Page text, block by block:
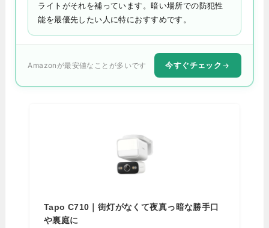
ライトがそれを補っています。暗い場所での防犯性
能を最優先したい人に特におすすめです。
Amazonが最安値なことが多いです 今すぐチェック
Tapo C710｜街灯がなくて夜真っ暗な勝手口
や裏庭に